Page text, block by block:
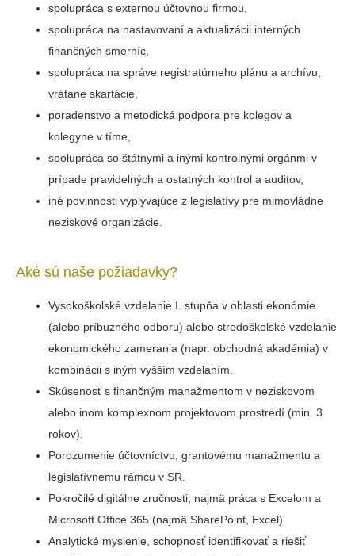
spolupráca s externou účtovnou firmou,
spolupráca na nastavovaní a aktualizácii interných
finančných smerníc,
spolupráca na správe registratúrneho plánu a archívu,
vrátane skartácie,
poradenstvo a metodická podpora pre kolegov a
kolegyne v tíme,
spolupráca so štátnymi a inými kontrolnými orgánmi v
prípade pravidelných a ostatných kontrol a auditov,
iné povinnosti vyplývajúce z legislatívy pre mimovládne
neziskové organizácie.
Aké sú naše požiadavky?
Vysokoškolské vzdelanie I. stupňa v oblasti ekonómie
(alebo príbuzného odboru) alebo stredoškolské vzdelanie
ekonomického zamerania (napr. obchodná akadémia) v
kombinácii s iným vyšším vzdelaním.
Skúsenosť s finančným manažmentom v neziskovom
alebo inom komplexnom projektovom prostredí (min. 3
rokov).
Porozumenie účtovníctvu, grantovému manažmentu a
legislatívnemu rámcu v SR.
Pokročilé digitálne zručnosti, najmä práca s Excelom a
Microsoft Office 365 (najmä SharePoint, Excel).
Analytické myslenie, schopnosť identifikovať a riešiť